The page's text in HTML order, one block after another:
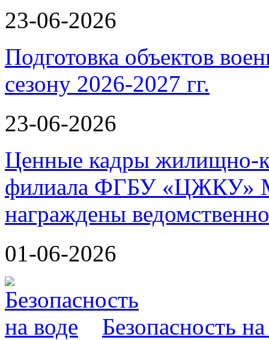
23-06-2026
Подготовка объектов
сезону 2026-2027 гг.
23-06-2026
Ценные кадры жилищно-
филиала ФГБУ «ЦЖКУ»
награждены
01-06-2026
Безопасность